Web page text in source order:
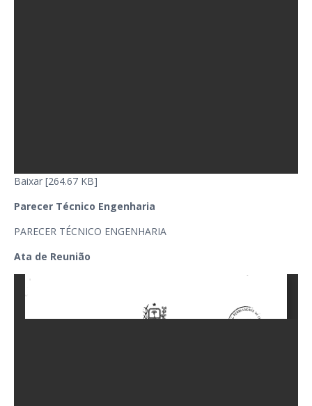
Baixar [264.67 KB]
Parecer Técnico Engenharia
PARECER TÉCNICO ENGENHARIA
Ata de Reunião